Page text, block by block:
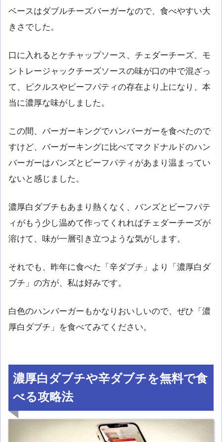
ベースはダブルチーズバーガーなので、食べやすい大
きさでした。
口に入れるとケチャップソース、チェダーチーズ、モ
ントレージャックチーズソースの味が口の中で混ざっ
て、ピクルスやビーフパティの存在より上になり、本
当に濃厚な味がしました。
この間、バーガーキングでハンバーガーを食べたので
すけど、バーガーキングに比べてマクドナルドのハン
バーガーはバンズとビーフパティがあまり温まってい
ないと感じました。
濃厚白ダブチもあまり熱くなく、バンズとビーフパテ
ィがもう少し温めて作ってくれればチェダーチーズが
溶けて、味が一層引き立つような気がします。
それでも、昨年に食べた「辛ダブチ」より「濃厚白ダ
ブチ」の方が、私は好みです。
白色のハンバーガーもかなりおいしいので、ぜひ「濃
厚白ダブチ」を食べてみてください。
濃厚白ダブチや辛ダブチを無料で食
べる攻略法